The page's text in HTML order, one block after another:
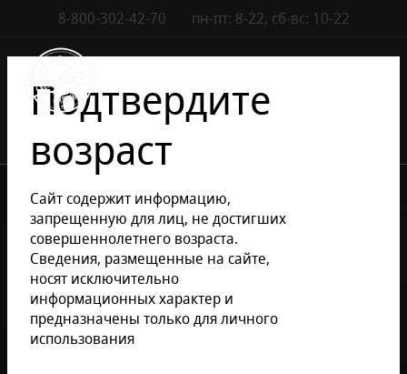
8-800-302-42-70 пн-пт: 8-22, сб-вс: 10-22
Гильотины, ножницы, пробойники •
Гильотины Coltelleria Saladini
Уточнить раздел
Подтвердите
возраст
Сайт содержит информацию,
запрещенную для лиц, не достигших
совершеннолетнего возраста.
Сведения, размещенные на сайте,
носят исключительно
информационных характер и
предназначены только для личного
использования
Гильотины Coltelleria Saladini